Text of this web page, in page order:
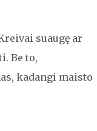
suaugę ar
Be to,
kadangi maisto